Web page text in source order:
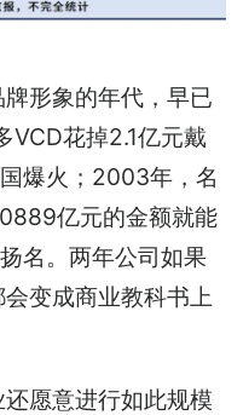
形象的年代，早已
VCD花掉2.1亿元戴
国爆火；2003年，名
亿元的金额就能
名。两年公司如果
变成商业教科书上
愿意进行如此规模